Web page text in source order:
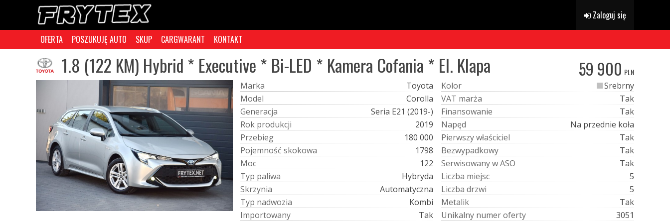
Zaloguj się
OFERTA POSZUKUJĘ AUTO SKUP CARGWARANT KONTAKT
1.8 (122 KM) Hybrid * Executive * Bi-LED * Kamera Cofania * El. Klapa 59 900 PLN
Marka
Toyota
Model
Corolla
Generacja
Seria E21 (2019-)
Rok produkcji
2019
Przebieg
180 000
Pojemność skokowa
1798
Moc
122
Typ paliwa
Hybryda
Skrzynia
Automatyczna
Typ nadwozia
Kombi
Importowany Tak
Kolor
Srebrny
VAT marża
Tak
Finansowanie
Tak
Napęd
Na przednie koła
Pierwszywłaściciel
Tak
Bezwypadkowy
Tak
SerwisowanywASO
Tak
Liczba miejsc
5
Liczba drzwi
5
Metalik
Tak
Unikalny numeroferty 3051